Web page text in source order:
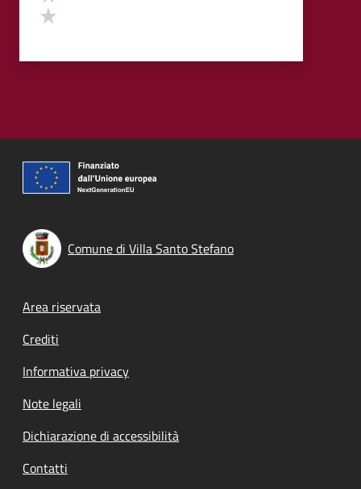
Comune di Villa Santo Stefano
Footer menu
Area riservata
Crediti
Informativa privacy
Note legali
Dichiarazione di accessibilità
Contatti